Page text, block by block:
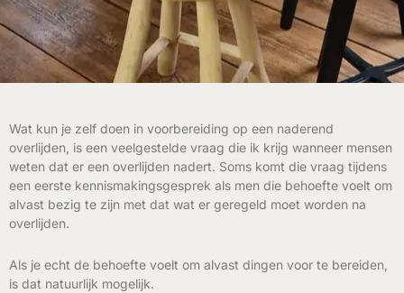
Wat kun je zelf doen in voorbereiding op een naderend
overlijden, is een veelgestelde vraag die ik krijg wanneer mensen
weten dat er een overlijden nadert. Soms komt die vraag tijdens
een eerste kennismakingsgesprek als men die behoefte voelt om
alvast bezig te zijn met dat wat er geregeld moet worden na
overlijden.
Als je echt de behoefte voelt om alvast dingen voor te bereiden,
is dat natuurlijk mogelijk.